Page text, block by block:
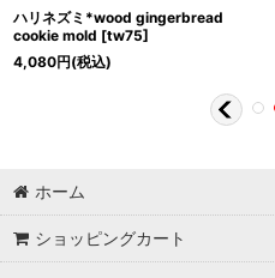
ハリネズミ*wood gingerbread
cookie mold [tw75]
4,080円(税込)
ホーム
ショッピングカート